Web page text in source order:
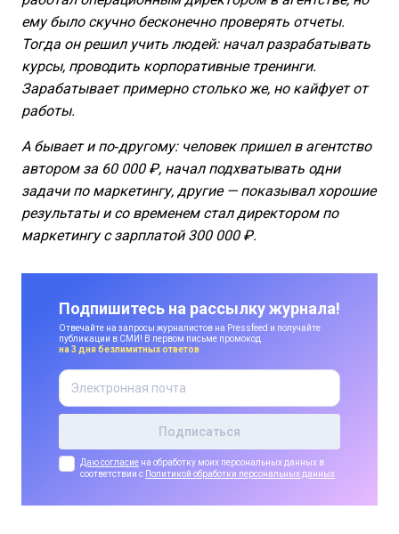
ему было скучно бесконечно проверять отчеты.
Тогда он решил учить людей: начал разрабатывать
курсы, проводить корпоративные тренинги.
Зарабатывает примерно столько же, но кайфует от
работы.
А бывает и по‑другому: человек пришел в агентство
автором за 60 000 ₽, начал подхватывать одни
задачи по маркетингу, другие — показывал хорошие
результаты и со временем стал директором по
маркетингу с зарплатой 300 000 ₽.
Подпишитесь на рассылку журнала!
Отвечайте на запросы журналистов на Pressfeed и получайте
публикации в СМИ! В первом письме промокод
на 3 дня безлимитных ответов
Даю согласие на обработку моих персональных данных в
соответствии с Политикой обработки персональных данных